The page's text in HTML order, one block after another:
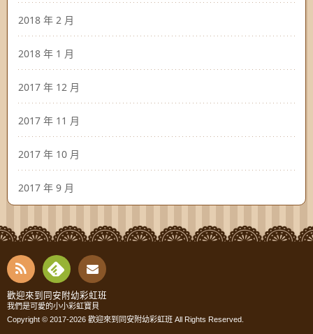
2018 年 2 月
2018 年 1 月
2017 年 12 月
2017 年 11 月
2017 年 10 月
2017 年 9 月
RSS
Fee
dly
Cont
act
歡迎來到同安附幼彩虹班
我們是可愛的小小彩虹寶貝
Copyright © 2017-2026 歡迎來到同安附幼彩虹班 All Rights Reserved.